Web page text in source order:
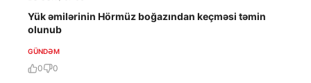
Yük əmilərinin Hörmüz boğazından keçməsi təmin
olunub
GÜNDƏM
0 0